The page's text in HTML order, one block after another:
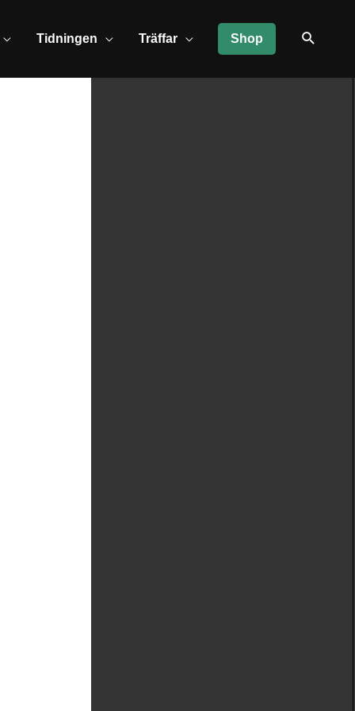
Tidningen Träffar Shop